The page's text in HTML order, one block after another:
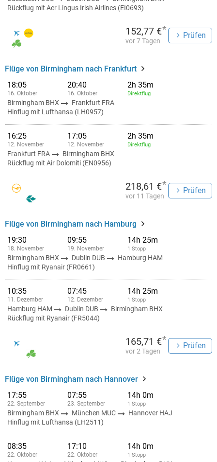
Rückflug mit Aer Lingus Irish Airlines (EI0693)
152,77 €*
vor 7 Tagen
Prüfen
Flüge von Birmingham nach Frankfurt
18:05
16. Oktober
20:40
16. Oktober
2h 35m
Direktflug
Birmingham BHX
Frankfurt FRA
Hinflug mit Lufthansa (LH0957)
16:25
12. November
17:05
12. November
2h 35m
Direktflug
Frankfurt FRA
Birmingham BHX
Rückflug mit Air Dolomiti (EN0956)
218,61 €*
vor 11 Tagen
Prüfen
Flüge von Birmingham nach Hamburg
19:30
18. November
09:55
19. November
14h 25m
1 Stopp
Birmingham BHX Dublin DUB
Hamburg HAM
Hinflug mit Ryanair (FR0661)
10:35
11. Dezember
07:45
12. Dezember
14h 25m
1 Stopp
Hamburg HAM Dublin DUB
Birmingham BHX
Rückflug mit Ryanair (FR5044)
165,71 €*
vor 2 Tagen
Prüfen
Flüge von Birmingham nach Hannover
17:55
22. September
07:55
23. September
14h 0m
1 Stopp
Birmingham BHX München MUC
Hannover HAJ
Hinflug mit Lufthansa (LH2511)
08:35
22. Oktober
17:10
22. Oktober
14h 0m
1 Stopp